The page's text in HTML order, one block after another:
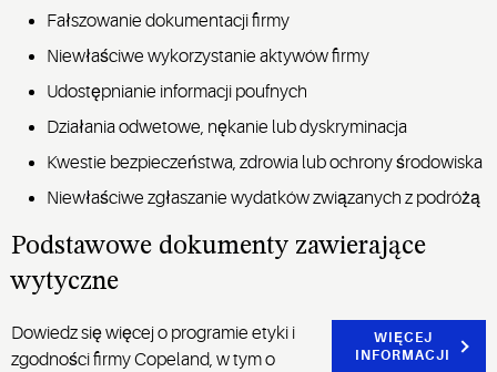
Fałszowanie dokumentacji firmy
Niewłaściwe wykorzystanie aktywów firmy
Udostępnianie informacji poufnych
Działania odwetowe, nękanie lub dyskryminacja
Kwestie bezpieczeństwa, zdrowia lub ochrony środowiska
Niewłaściwe zgłaszanie wydatków związanych z podróżą
Podstawowe dokumenty zawierające
wytyczne
Dowiedz się więcej o programie etyki i
zgodności firmy Copeland, w tym o
WIĘCEJ
INFORMACJI